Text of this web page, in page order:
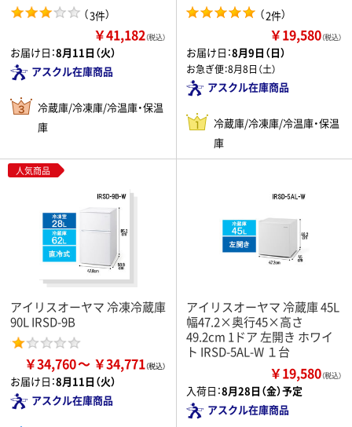
（3件）
￥41,182（税込）
お届け日：8月11日（火）
アスクル在庫商品
冷蔵庫/冷凍庫/冷温庫・保温
庫
（2件）
￥19,580（税込）
お届け日：8月9日（日）
お急ぎ便：8月8日（土）
アスクル在庫商品
冷蔵庫/冷凍庫/冷温庫・保温
庫
人気商品
アイリスオーヤマ 冷凍冷蔵庫
90L IRSD-9B
￥34,760 ￥34,771
お届け日：8月11日（火）
アスクル在庫商品
アイリスオーヤマ 冷蔵庫 45L
幅47.2×奥行45×高さ
49.2cm 1ドア 左開き ホワイ
ト IRSD-5AL-W １台
￥19,580（税込）
入荷日：8月28日（金）予定
アスクル在庫商品